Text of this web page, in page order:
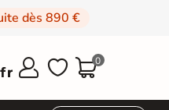
dès 890 €
  0